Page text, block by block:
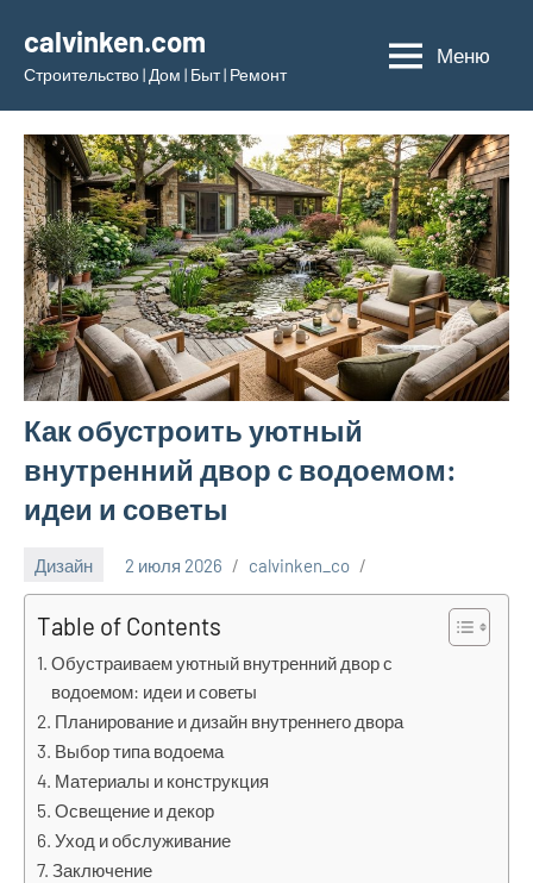
содержимому
calvinken.com
Строительство | Дом | Быт | Ремонт
Меню
Как обустроить уютный
внутренний двор с водоемом:
идеи и советы
Дизайн 2 июля 2026 calvinken_co
Table of Contents
Обустраиваем уютный внутренний двор с
водоемом: идеи и советы
Планирование и дизайн внутреннего двора
Выбор типа водоема
Материалы и конструкция
Освещение и декор
Уход и обслуживание
Заключение